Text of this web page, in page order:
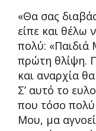
«Θα σας
είπε και θέλω
πολύ: «Παιδιά
πρώτη θλίψη.
και αναρχία
Σ’ αυτό το
που τόσο
Μου, μα